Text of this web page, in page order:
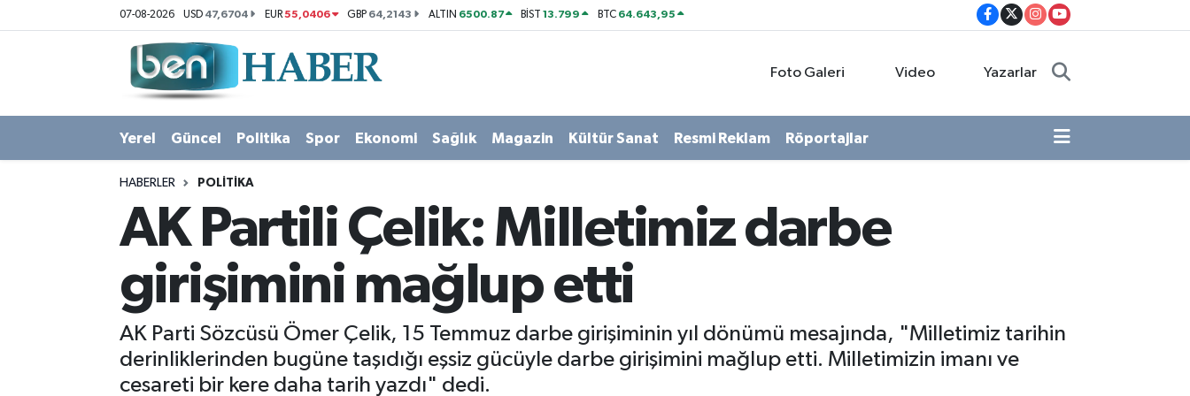
07-08-2026 USD 47,6704 EUR55,0406 GBP 64,2143 ALTIN 6500.87 BİST13.799 BTC 64.643,95
Foto Galeri Video Yazarlar
Yerel Güncel Politika Spor Ekonomi Sağlık Magazin Kültür Sanat Resmi Reklam Röportajlar
HABERLER POLITIKA
AK Partili Çelik: Milletimiz darbe
girişimini mağlup etti
AK Parti Sözcüsü Ömer Çelik, 15 Temmuz darbe girişiminin yıl dönümü mesajında, "Milletimiz tarihin
derinliklerinden bugüne taşıdığı eşsiz gücüyle darbe girişimini mağlup etti. Milletimizin imanı ve
cesareti bir kere daha tarih yazdı" dedi.
Politika
Kültür Sanat
Hava Durumu
Süper Lig Puan Durumu ve Fikstür
Son Dakika Haberleri
Haber Arşivi